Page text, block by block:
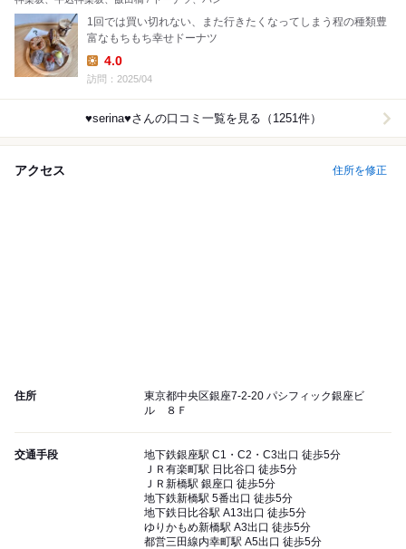
1回では買い切れない、また行きたくなってしまう程の種類豊
富なもちもち幸せドーナツ
Lunch:
4.0
訪問：2025/04
♥serina♥さんの口コミ一覧を見る（1251件）
アクセス 住所を修正
住所
東京都中央区銀座7-2-20 パシフィック銀座ビ
ル ８Ｆ
交通手段
地下鉄銀座駅 C1・C2・C3出口 徒歩5分
ＪＲ有楽町駅 日比谷口 徒歩5分
ＪＲ新橋駅 銀座口 徒歩5分
地下鉄新橋駅 5番出口 徒歩5分
地下鉄日比谷駅 A13出口 徒歩5分
ゆりかもめ新橋駅 A3出口 徒歩5分
都営三田線内幸町駅 A5出口 徒歩5分